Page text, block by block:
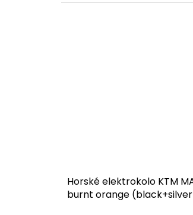
Horské elektrokolo KTM
burnt orange